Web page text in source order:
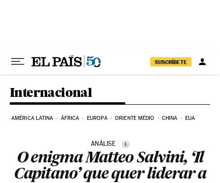
SUSCRÍBETE
Internacional
AMÉRICA LATINA ÁFRICA EUROPA ORIENTE MÉDIO CHINA EUA
ANÁLISE i
O enigma Matteo Salvini, ‘Il
Capitano’ que quer liderar a